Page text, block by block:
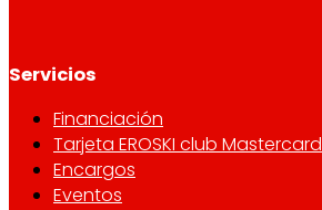
Servicios
Financiación
Tarjeta EROSKI club Mastercard
Encargos
Eventos